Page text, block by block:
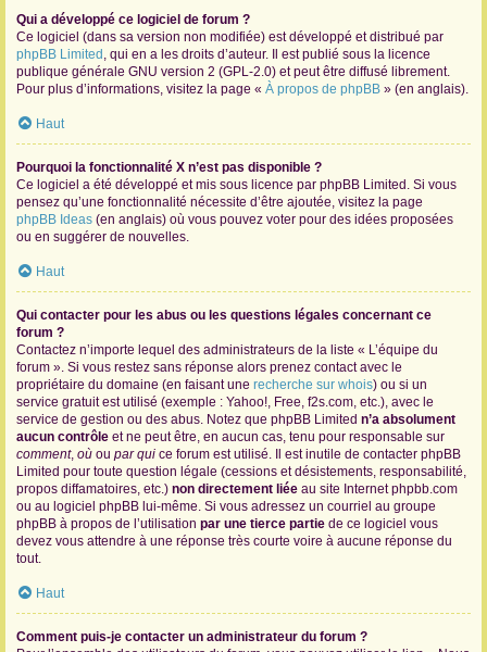
Qui a développé ce logiciel de forum ?
Ce logiciel (dans sa version non modifiée) est développé et distribué par
phpBB Limited , qui en a les droits d’auteur. Il est publié sous la licence
publique générale GNU version 2 (GPL-2.0) et peut être diffusé librement.
Pour plus d’informations, visitez la page « À propos de phpBB » (en anglais).
Haut
Pourquoi la fonctionnalité X n’est pas disponible ?
Ce logiciel a été développé et mis sous licence par phpBB Limited. Si vous
pensez qu’une fonctionnalité nécessite d’être ajoutée, visitez la page
phpBB Ideas (en anglais) où vous pouvez voter pour des idées proposées
ou en suggérer de nouvelles.
Haut
Qui contacter pour les abus ou les questions légales concernant ce
forum ?
Contactez n’importe lequel des administrateurs de la liste « L’équipe du
forum ». Si vous restez sans réponse alors prenez contact avec le
propriétaire du domaine (en faisant une recherche sur whois) ou si un
service gratuit est utilisé (exemple : Yahoo!, Free, f2s.com, etc.), avec le
service de gestion ou des abus. Notez que phpBB Limited n’a absolument
aucun contrôle et ne peut être, en aucun cas, tenu pour responsable sur
comment, où ou par qui ce forum est utilisé. Il est inutile de contacter phpBB
Limited pour toute question légale (cessions et désistements, responsabilité,
propos diffamatoires, etc.) non directement liée au site Internet phpbb.com
ou au logiciel phpBB lui-même. Si vous adressez un courriel au groupe
phpBB à propos de l’utilisation par une tierce partie de ce logiciel vous
devez vous attendre à une réponse très courte voire à aucune réponse du
tout.
Haut
Comment puis-je contacter un administrateur du forum ?